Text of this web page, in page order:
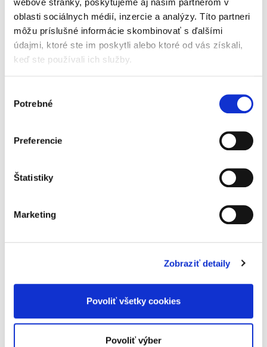
oblasti sociálnych médií, inzercie a analýzy. Títo partneri
môžu príslušné informácie skombinovať s ďalšími
údajmi, ktoré ste im poskytli alebo ktoré od vás získali,
keď ste používali ich služby.
súhlasu
Potrebné
Preferencie
Štatistiky
Marketing
Zobraziť detaily
Povoliť všetky cookies
Povoliť výber
Právne aspekty
automatizovaných
vozidiel
32,00 €
30,48 €
ide o tému, ktorá má a v najbližších rokoch aj
prostriedkov a
bezpečnostné
aspekty